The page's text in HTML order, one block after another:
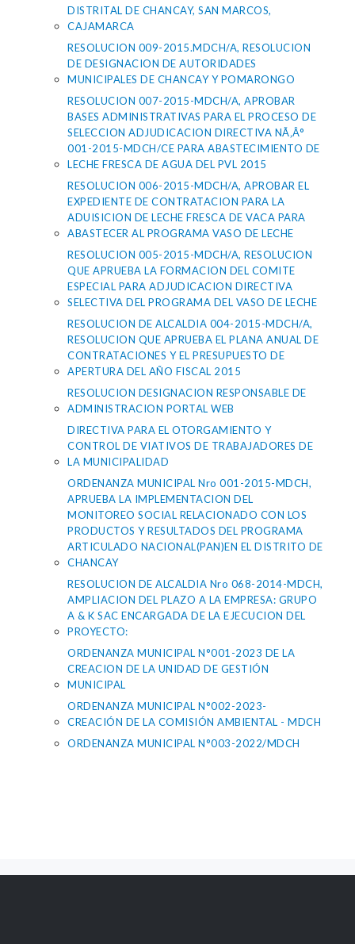
DISTRITAL DE CHANCAY, SAN MARCOS,
CAJAMARCA
RESOLUCION 009-2015.MDCH/A, RESOLUCION
DE DESIGNACION DE AUTORIDADES
MUNICIPALES DE CHANCAY Y POMARONGO
RESOLUCION 007-2015-MDCH/A, APROBAR
BASES ADMINISTRATIVAS PARA EL PROCESO DE
SELECCION ADJUDICACION DIRECTIVA NÃ‚Â°
001-2015-MDCH/CE PARA ABASTECIMIENTO DE
LECHE FRESCA DE AGUA DEL PVL 2015
RESOLUCION 006-2015-MDCH/A, APROBAR EL
EXPEDIENTE DE CONTRATACION PARA LA
ADUISICION DE LECHE FRESCA DE VACA PARA
ABASTECER AL PROGRAMA VASO DE LECHE
RESOLUCION 005-2015-MDCH/A, RESOLUCION
QUE APRUEBA LA FORMACION DEL COMITE
ESPECIAL PARA ADJUDICACION DIRECTIVA
SELECTIVA DEL PROGRAMA DEL VASO DE LECHE
RESOLUCION DE ALCALDIA 004-2015-MDCH/A,
RESOLUCION QUE APRUEBA EL PLANA ANUAL DE
CONTRATACIONES Y EL PRESUPUESTO DE
APERTURA DEL AÑO FISCAL 2015
RESOLUCION DESIGNACION RESPONSABLE DE
ADMINISTRACION PORTAL WEB
DIRECTIVA PARA EL OTORGAMIENTO Y
CONTROL DE VIATIVOS DE TRABAJADORES DE
LA MUNICIPALIDAD
ORDENANZA MUNICIPAL Nro 001-2015-MDCH,
APRUEBA LA IMPLEMENTACION DEL
MONITOREO SOCIAL RELACIONADO CON LOS
PRODUCTOS Y RESULTADOS DEL PROGRAMA
ARTICULADO NACIONAL(PAN)EN EL DISTRITO DE
CHANCAY
RESOLUCION DE ALCALDIA Nro 068-2014-MDCH,
AMPLIACION DEL PLAZO A LA EMPRESA: GRUPO
A & K SAC ENCARGADA DE LA EJECUCION DEL
PROYECTO:
ORDENANZA MUNICIPAL N°001-2023 DE LA
CREACION DE LA UNIDAD DE GESTIÓN
MUNICIPAL
ORDENANZA MUNICIPAL N°002-2023-
CREACIÓN DE LA COMISIÓN AMBIENTAL - MDCH
ORDENANZA MUNICIPAL N°003-2022/MDCH